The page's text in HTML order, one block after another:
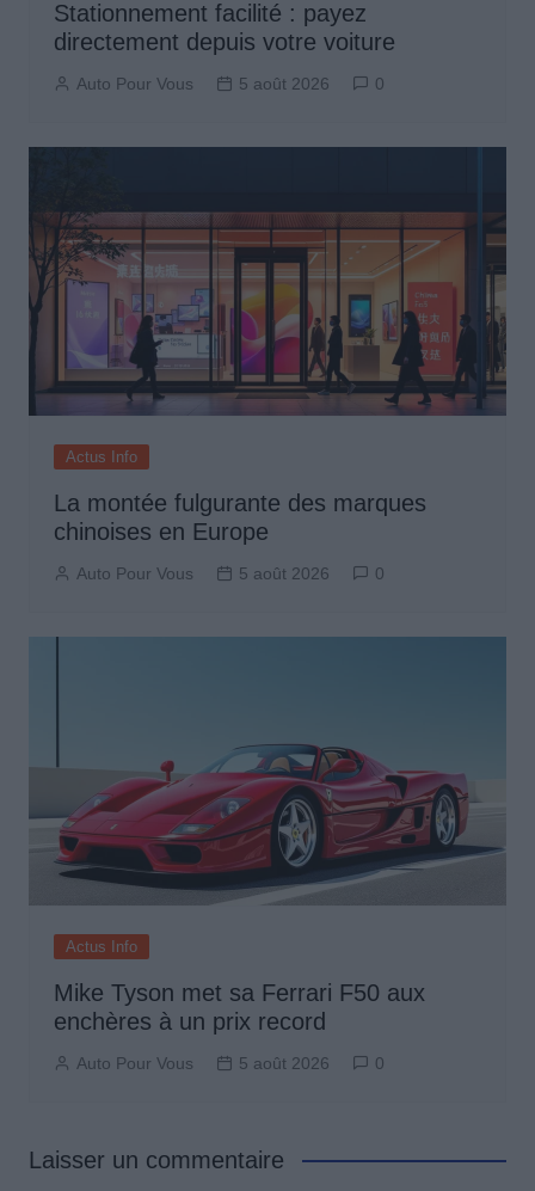
Stationnement facilité : payez
directement depuis votre voiture
Auto Pour Vous 5 août 2026 0
Actus Info
La montée fulgurante des marques
chinoises en Europe
Auto Pour Vous 5 août 2026 0
Actus Info
Mike Tyson met sa Ferrari F50 aux
enchères à un prix record
Auto Pour Vous 5 août 2026 0
Laisser un commentaire